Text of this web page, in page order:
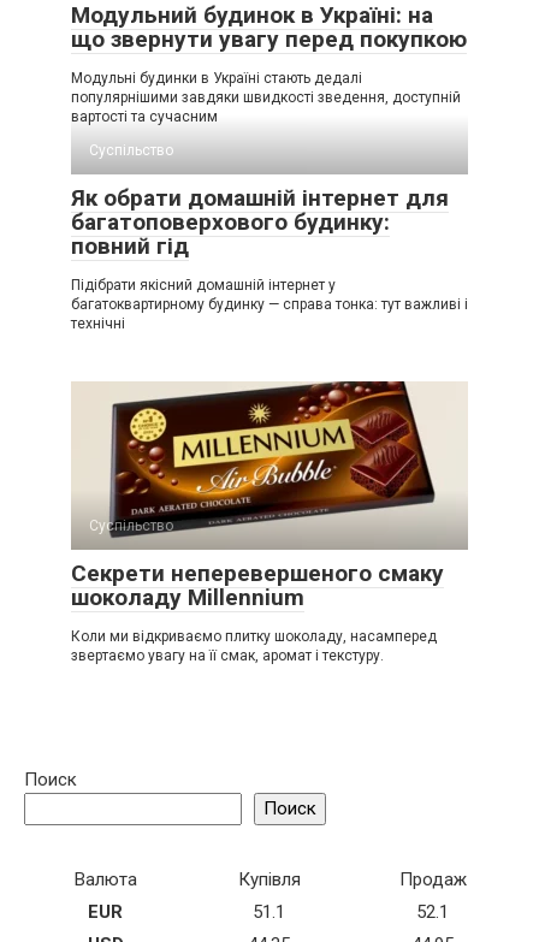
Модульний будинок в Україні: на
що звернути увагу перед покупкою
Модульні будинки в Україні стають дедалі
популярнішими завдяки швидкості зведення, доступній
вартості та сучасним
Суспільство
Як обрати домашній інтернет для
багатоповерхового будинку:
повний гід
Підібрати якісний домашній інтернет у
багатоквартирному будинку — справа тонка: тут важливі і
технічні
Суспільство
Секрети неперевершеного смаку
шоколаду Millennium
Коли ми відкриваємо плитку шоколаду, насамперед
звертаємо увагу на її смак, аромат і текстуру.
Поиск
Поиск
Валюта Купівля
Продаж
EUR
51.1
52.1